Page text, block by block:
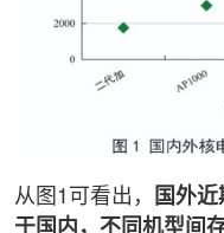
从图1可看出，
国外
于国内，不同机型间